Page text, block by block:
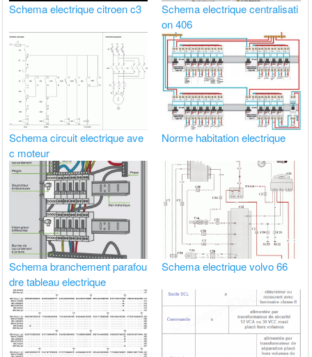
Schema electrique citroen c3
Schema electrique centralisati
on 406
Schema circuit electrique ave
c moteur
Norme habitation electrique
Schema branchement parafou
dre tableau electrique
Schema electrique volvo 66